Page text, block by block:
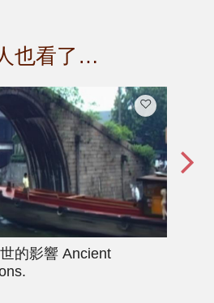
也看了…
的影響 Ancient